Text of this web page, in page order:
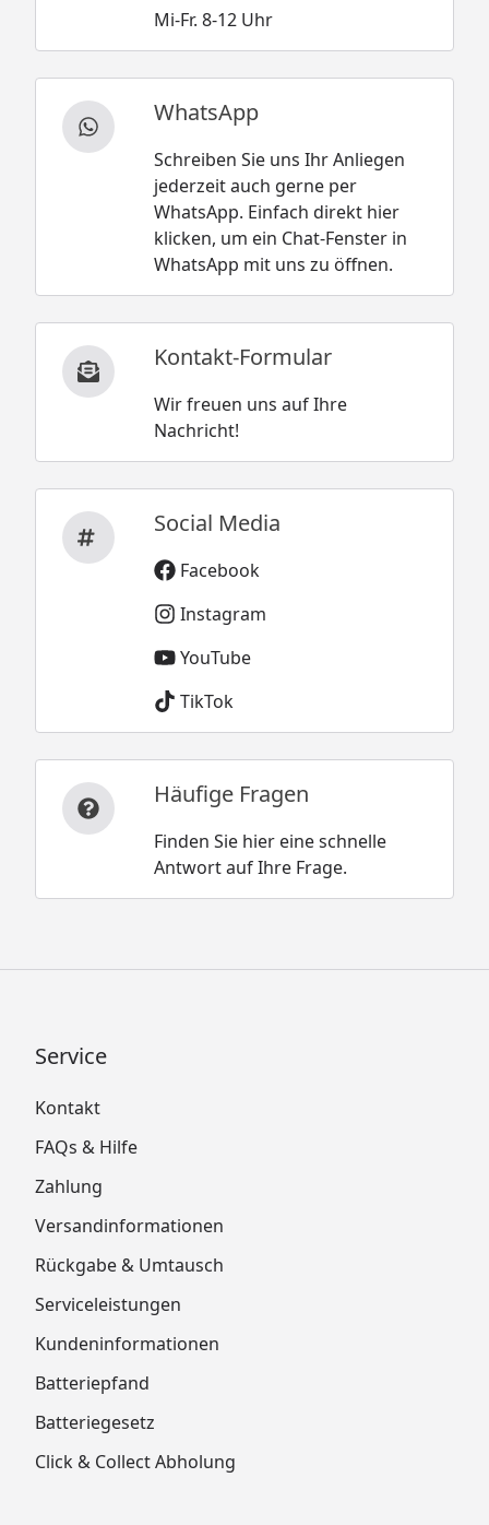
Mi-Fr. 8-12 Uhr
WhatsApp
Schreiben Sie uns Ihr Anliegen
jederzeit auch gerne per
WhatsApp. Einfach direkt hier
klicken, um ein Chat-Fenster in
WhatsApp mit uns zu öffnen.
Kontakt-Formular
Wir freuen uns auf Ihre
Nachricht!
Social Media
Facebook
Instagram
YouTube
TikTok
Häufige Fragen
Finden Sie hier eine schnelle
Antwort auf Ihre Frage.
Service
Kontakt
FAQs & Hilfe
Zahlung
Versandinformationen
Rückgabe & Umtausch
Serviceleistungen
Kundeninformationen
Batteriepfand
Batteriegesetz
Click & Collect Abholung